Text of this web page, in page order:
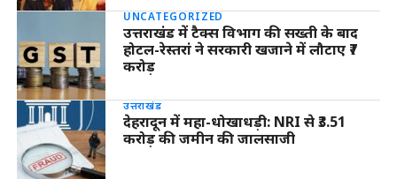
UNCATEGORIZED
उत्तराखंड में टैक्स विभाग की सख्ती के बाद
होटल-रेस्तरां ने सरकारी खजाने में लौटाए ₹7
करोड़
उत्तराखंड
देहरादून में महा-धोखाधड़ी: NRI से ₹3.51
करोड़ की जमीन की जालसाजी